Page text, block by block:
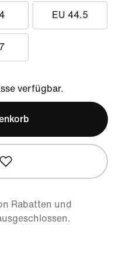
EU 44.5
verfügbar.
Rabatten und